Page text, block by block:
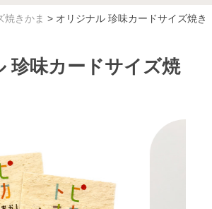
ッピング素材 カテゴリ一覧
焼きかま > オリジナル 珍味カードサイズ焼き
珍味カードサイズ焼